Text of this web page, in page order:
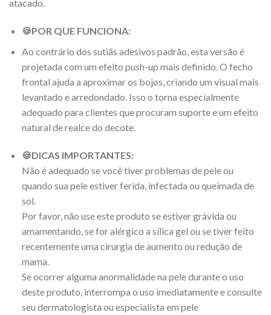
atacado.
🍪POR QUE FUNCIONA:
Ao contrário dos sutiãs adesivos padrão, esta versão é
projetada com um efeito push-up mais definido. O fecho
frontal ajuda a aproximar os bojos, criando um visual mais
levantado e arredondado. Isso o torna especialmente
adequado para clientes que procuram suporte e um efeito
natural de realce do decote.
🍪DICAS IMPORTANTES:
Não é adequado se você tiver problemas de pele ou
quando sua pele estiver ferida, infectada ou queimada de
sol.
Por favor, não use este produto se estiver grávida ou
amamentando, se for alérgico a sílica gel ou se tiver feito
recentemente uma cirurgia de aumento ou redução de
mama.
Se ocorrer alguma anormalidade na pele durante o uso
deste produto, interrompa o uso imediatamente e consulte
seu dermatologista ou especialista em pele